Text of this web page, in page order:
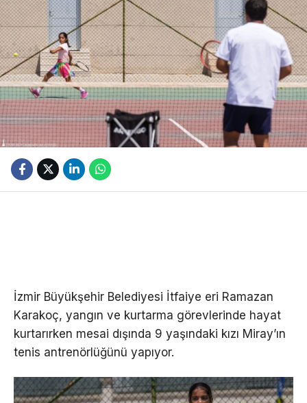
İzmir Büyükşehir Belediyesi İtfaiye eri Ramazan
Karakoç, yangın ve kurtarma görevlerinde hayat
kurtarırken mesai dışında 9 yaşındaki kızı Miray’ın
tenis antrenörlüğünü yapıyor.